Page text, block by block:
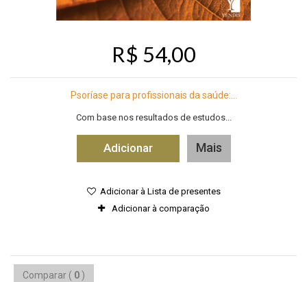
R$ 54,00
Psoríase para profissionais da saúde:...
Com base nos resultados de estudos...
Adicionar Mais
Adicionar à Lista de presentes
Adicionar à comparação
Comparar ( 0 )